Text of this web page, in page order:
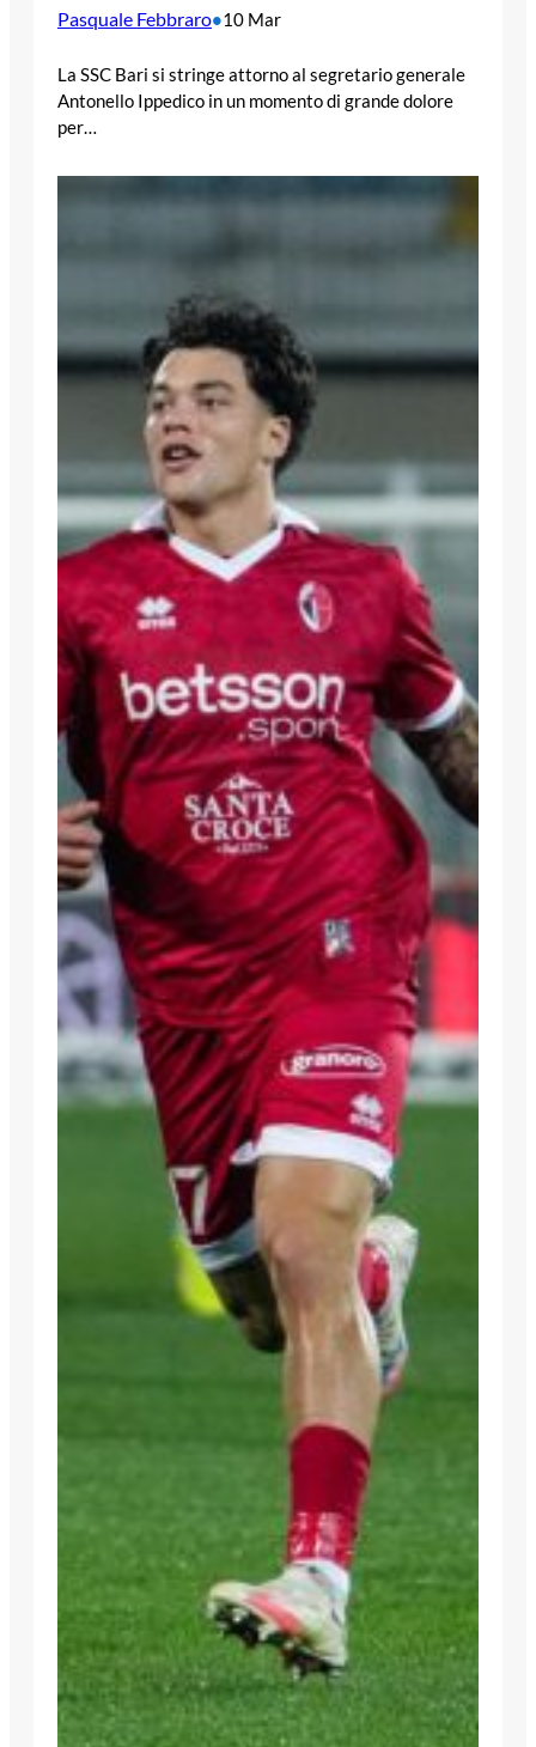
Pasquale Febbraro•10 Mar
La SSC Bari si stringe attorno al segretario generale
Antonello Ippedico in un momento di grande dolore
per…